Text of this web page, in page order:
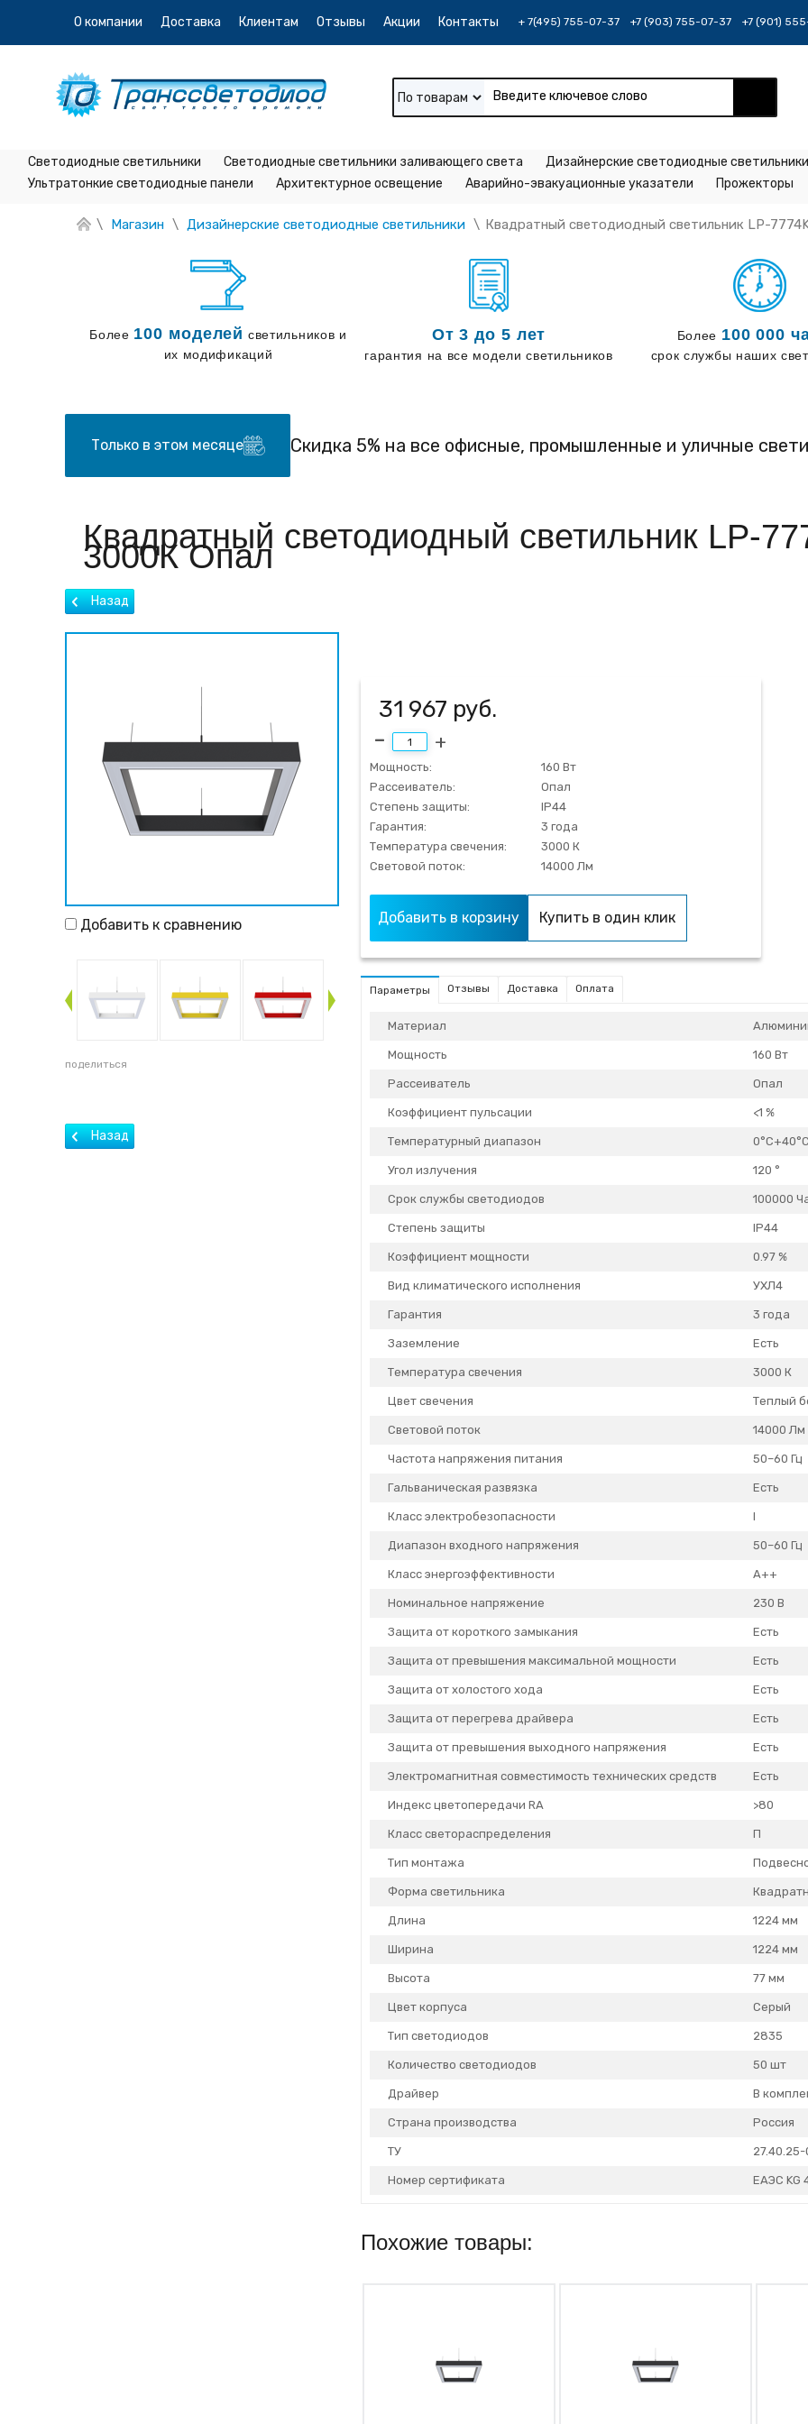
О компании Доставка Клиентам Отзывы Акции Контакты + 7(495) 755-07-37 +7 (903) 755-07-37 +7 (901)
По товарам
Светодиодные светильники Светодиодные светильники заливающего света Дизайнерские светодиодные светильники
Ультратонкие светодиодные панели
Архитектурное освещение Аварийно-эвакуационные указатели Прожекторы
\ Магазин \ Дизайнерские светодиодные светильники \ Квадратный светодиодный светильник LP-
Более 100 моделей светильников и
их модификаций
От 3 до 5 лет
гарантия на все модели светильников
Более 100 000
срок службы наших
Только в этом месяце Скидка 5% на все офисные, промышленные и уличные
Квадратный светодиодный светильник LP-
3000К Опал
Добавить к сравнению
поделиться
31 967 руб.
Мощность:
160 Вт
Рассеиватель:
Опал
Степень защиты:
IP44
Гарантия:
3 года
Температура свечения:
3000 К
Световой поток:
14000 Лм
Добавить в корзину Купить в один клик
Параметры Отзывы Доставка Оплата
Материал
Мощность 160 Вт
Рассеиватель Опал
Коэффициент пульсации <1 %
Температурный диапазон 0°C+40°C
Угол излучения 120 °
Срок службы светодиодов 100000
Степень защиты IP44
Коэффициент мощности 0.97 %
Вид климатического исполнения УХЛ4
Гарантия 3 года
Заземление Есть
Температура свечения 3000 К
Цвет свечения Теплый
Световой поток 14000 Лм
Частота напряжения питания 50–60 Гц
Гальваническая развязка Есть
Класс электробезопасности I
Диапазон входного напряжения 50–60 Гц
Класс энергоэффективности А++
Номинальное напряжение 230 В
Защита от короткого замыкания Есть
Защита от превышения максимальной мощности Есть
Защита от холостого хода Есть
Защита от перегрева драйвера Есть
Защита от превышения выходного напряжения Есть
Электромагнитная совместимость технических средств Есть
Индекс цветопередачи RA >80
Класс светораспределения П
Тип монтажа
Форма светильника
Длина 1224 мм
Ширина 1224 мм
Высота 77 мм
Цвет корпуса Серый
Тип светодиодов 2835
Количество светодиодов 50 шт
Драйвер В
Страна производства Россия
ТУ
Номер сертификата ЕАЭС KG
Похожие товары: